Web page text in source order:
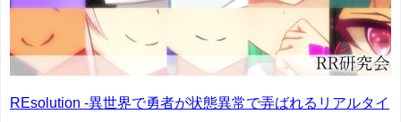
REsolution -異世界で勇者が状態異常で弄ばれるリアルタイ